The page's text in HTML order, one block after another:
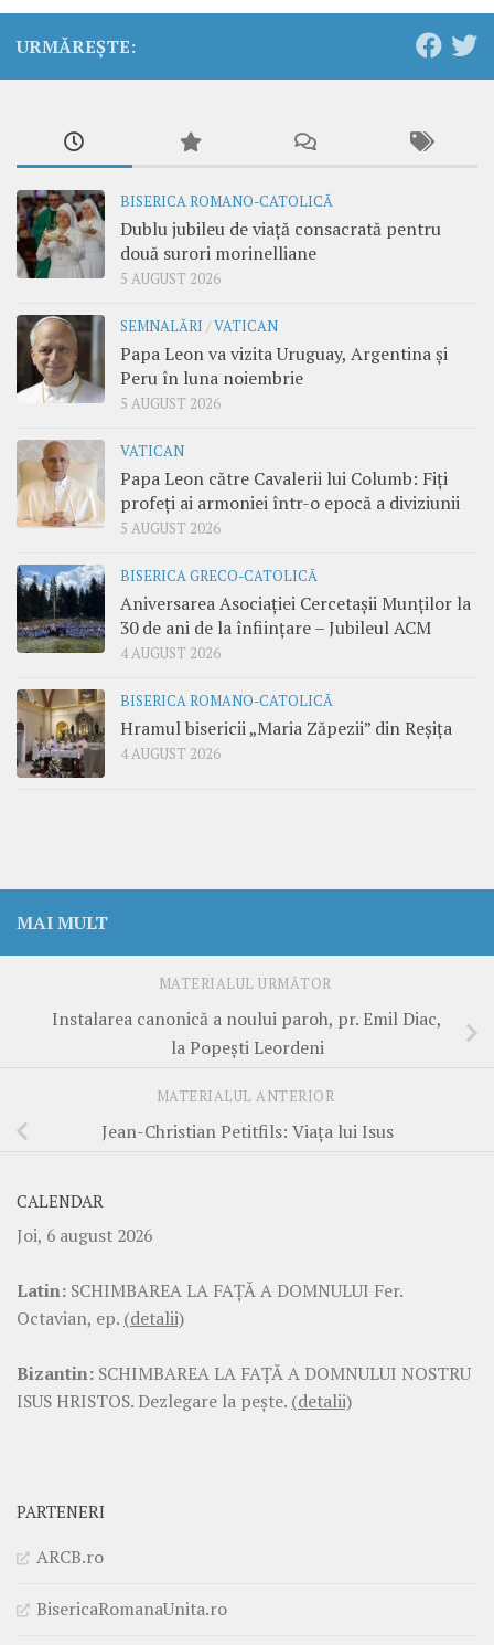
URMĂREȘTE:
BISERICA ROMANO-CATOLICĂ
Dublu jubileu de viață consacrată pentru
două surori morinelliane
5 AUGUST 2026
SEMNALĂRI /VATICAN
Papa Leon va vizita Uruguay, Argentina și
Peru în luna noiembrie
5 AUGUST 2026
VATICAN
Papa Leon către Cavalerii lui Columb: Fiți
profeți ai armoniei într-o epocă a diviziunii
5 AUGUST 2026
BISERICA GRECO-CATOLICĂ
Aniversarea Asociației Cercetașii Munților la
30 de ani de la înființare – Jubileul ACM
4 AUGUST 2026
BISERICA ROMANO-CATOLICĂ
Hramul bisericii „Maria Zăpezii” din Reșița
4 AUGUST 2026
MAI MULT
MATERIALUL URMĂTOR
Instalarea canonică a noului paroh, pr. Emil Diac,
la Popești Leordeni
MATERIALUL ANTERIOR
Jean-Christian Petitfils: Viața lui Isus
CALENDAR
Joi, 6 august 2026
Latin: SCHIMBAREA LA FAŢĂ A DOMNULUI Fer.
Octavian, ep. (detalii)
Bizantin: SCHIMBAREA LA FAŢĂ A DOMNULUI NOSTRU
ISUS HRISTOS. Dezlegare la pește. (detalii)
PARTENERI
ARCB.ro
BisericaRomanaUnita.ro